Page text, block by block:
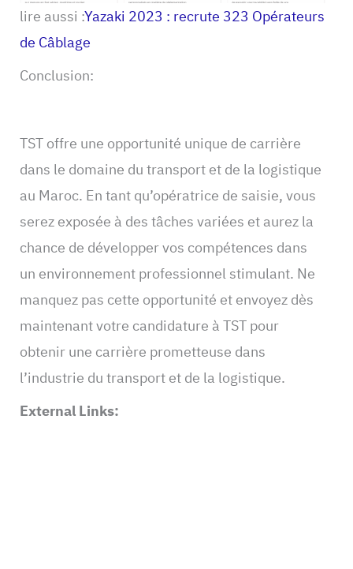
lire aussi :Yazaki 2023 : recrute 323 Opérateurs
de Câblage
Conclusion:
TST offre une opportunité unique de carrière
dans le domaine du transport et de la logistique
au Maroc. En tant qu’opératrice de saisie, vous
serez exposée à des tâches variées et aurez la
chance de développer vos compétences dans
un environnement professionnel stimulant. Ne
manquez pas cette opportunité et envoyez dès
maintenant votre candidature à TST pour
obtenir une carrière prometteuse dans
l’industrie du transport et de la logistique.
External Links: